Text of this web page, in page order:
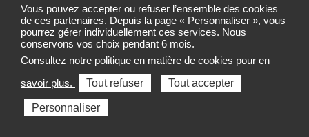
Vous pouvez accepter ou refuser l’ensemble des cookies
de ces partenaires. Depuis la page « Personnaliser », vous
pourrez gérer individuellement ces services. Nous
conservons vos choix pendant 6 mois.
Consultez notre politique en matière de cookies pour en
savoir plus.
Tout refuser Tout accepter
Personnaliser
NOUS CONTACTER
Ecrire à l'ARS Auvergne-Rhône-Alpes
Envoyer un courrier à l'Agence (adresse unique pour l'ensemble
de la région) :